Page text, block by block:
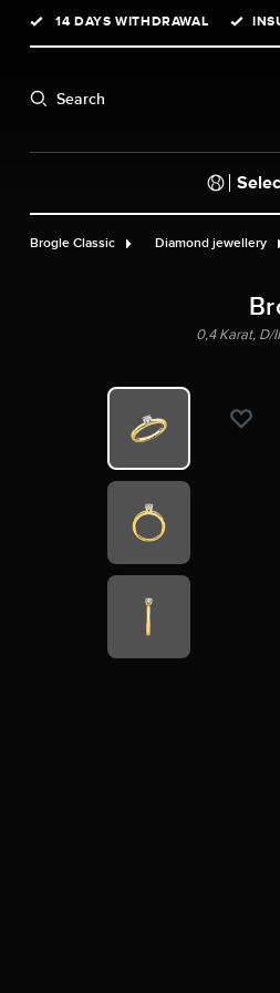
Skip to main navigation
14 DAYS WITHDRAWAL
Search
Brogle Classic Diamond jewellery
0,4 Karat, D/